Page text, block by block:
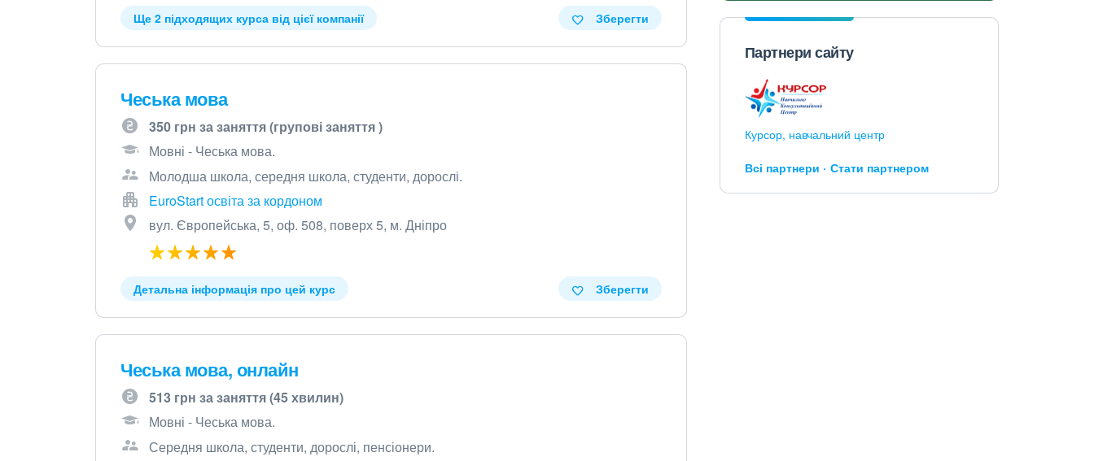
Ще 2 підходящих курса від цієї компанії Зберегти
Чеська мова
350 грн за заняття (групові заняття )
Мовні - Чеська мова.
Молодша школа, середня школа, студенти, дорослі.
EuroStart освіта за кордоном
вул. Європейська, 5, оф. 508, поверх 5, м. Дніпро
Детальна інформація про цей курс Зберегти
Чеська мова, онлайн
513 грн за заняття (45 хвилин)
Мовні - Чеська мова.
Середня школа, студенти, дорослі, пенсіонери.
Партнери сайту
Курсор, навчальний центр
Всі партнери Стати партнером